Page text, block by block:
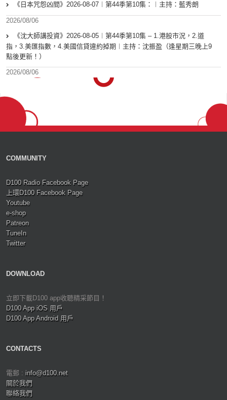
《日本咒怨凶間》2026-08-07︱第44季第10集：︱主持：藍秀朗
2026/08/06
《沈大師講投資》2026-08-05︱第44季第10集 – 1.港股市況，2.道
指，3.美匯指數，4.美國信貸違約掉期︱主持：沈振盈（逢星期三晚上9
點後更新！）
2026/08/06
COMMUNITY
D100 Radio Facebook Page
上環D100 Facebook Page
Youtube
e-shop
Patreon
TuneIn
Twitter
DOWNLOAD
立即下載D100 app收聽精采節目！
D100 App iOS 用戶
D100 App Android 用戶
CONTACTS
電郵 : info@d100.net
關於我們
聯絡我們